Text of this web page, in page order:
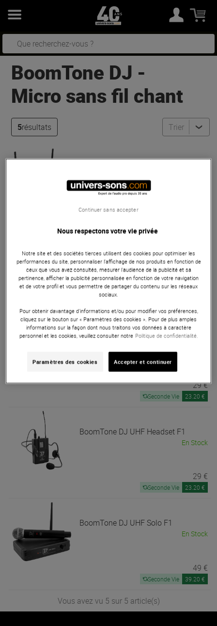
BoomTone DJ -
Micro sans fil chant
5résultats Trier
BoomTone DJ UHF Solo F2
En Stock
BoomTone DJUHF Headset F2
29 €
Seconde Vie 23.20 €
BoomTone DJ UHF Headset F1
En Stock
29 €
Seconde Vie 23.20 €
BoomTone DJ UHF Solo F1
En Stock
49 €
Seconde Vie 39.20 €
Vous avez vu 5 sur 5 article(s)
Nous respectons votre vie privée
Notre site et des sociétés tierces utilisent des cookies pour optimiser les
performances du site, personnaliser l’affichage de nos produits en fonction de
ceux que vous avez consultés, mesurer l'audience de la publicité et sa
pertinence, afficher la publicité personnalisée en fonction de votre navigation
et de votre profil et vous permettre de partager du contenu sur les réseaux
sociaux.
Pour obtenir davantage d'informations et/ou pour modifier vos préférences,
cliquez sur le bouton sur « Paramètres des cookies ». Pour de plus amples
informations sur la façon dont nous traitons vos données à caractère
personnel et les cookies, veuillez consulter notre Politique de confidentialité.
Paramètres des cookies Accepter et continuer
Continuer sans accepter